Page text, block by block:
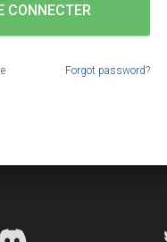
CONNECTER
Forgot password?